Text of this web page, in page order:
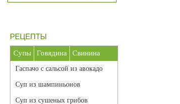
РЕЦЕПТЫ
Супы Говядина Свинина
Гаспачо с сальсой из авокадо
Суп из шампиньонов
Суп из сушеных грибов